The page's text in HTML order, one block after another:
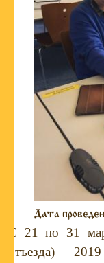
Дата
C 21 по 31
отъезда)